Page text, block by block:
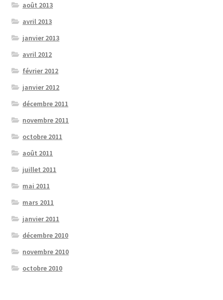
août 2013
avril 2013
janvier 2013
avril 2012
février 2012
janvier 2012
décembre 2011
novembre 2011
octobre 2011
août 2011
juillet 2011
mai 2011
mars 2011
janvier 2011
décembre 2010
novembre 2010
octobre 2010